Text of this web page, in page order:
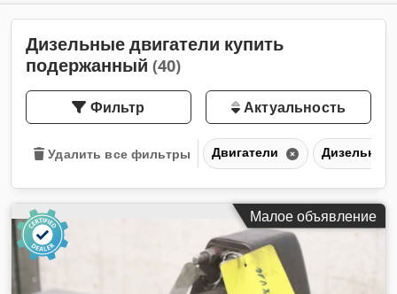
Дизельные двигатели купить
подержанный (40)
Фильтр Актуальность
Удалить все фильтры Двигатели Дизельные
Малое объявление